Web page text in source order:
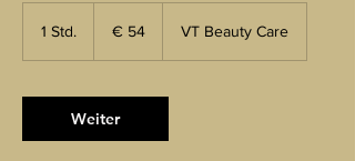
1 Std.
d
€ 54 VT Beauty Care
Weiter